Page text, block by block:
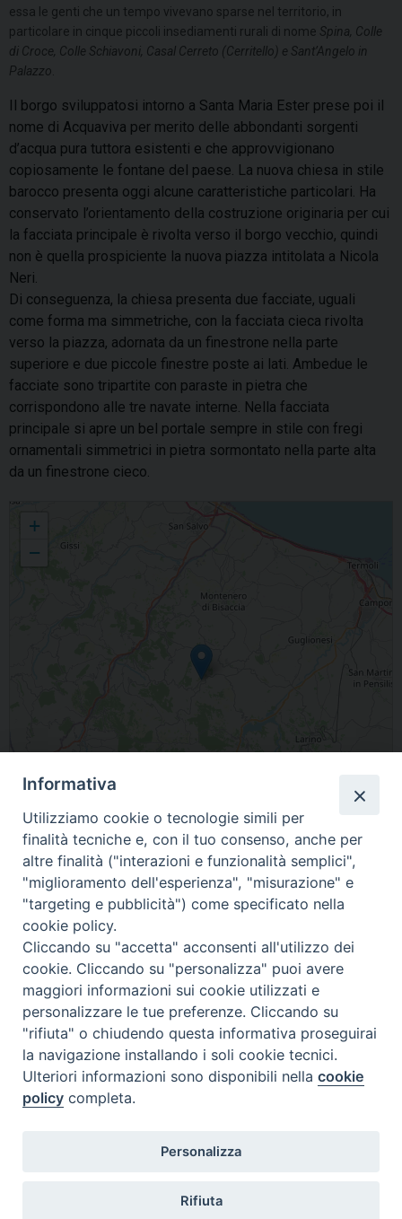
essa le genti che un tempo vivevano sparse nel territorio, in
particolare in cinque piccoli insediamenti rurali di nome Spina, Colle
di Croce, Colle Schiavoni, Casal Cerreto (Cerritello) e Sant’Angelo in
Palazzo
Il borgo sviluppatosi intorno a Santa Maria Ester prese poi il
nome di Acquaviva per merito delle abbondanti sorgenti
d’acqua pura tuttora esistenti e che approvvigionano
copiosamente le fontane del paese. La nuova chiesa in stile
barocco presenta oggi alcune caratteristiche particolari. Ha
conservato l’orientamento della costruzione originaria per cui
la facciata principale è rivolta verso il borgo vecchio, quindi
non è quella prospiciente la nuova piazza intitolata a Nicola
Neri.
Di conseguenza, la chiesa presenta due facciate, uguali
come forma ma simmetriche, con la facciata cieca rivolta
verso la piazza, adornata da un finestrone nella parte
superiore e due piccole finestre poste ai lati. Ambedue le
facciate sono tripartite con paraste in pietra che
corrispondono alle tre navate interne. Nella facciata
principale si apre un bel portale sempre in stile con fregi
ornamentali simmetrici in pietra sormontato nella parte alta
da un finestrone cieco.
+
−
| Map data © OpenStreetMap contributors
Acquaviva Collecroce Molise Italia
F
a
c
e
b
P
i
n
e
s
L
n
k
e
n
X
T
h
r
e
a
W
h
a
t
s
T
l
e
g
i
l
Piazza Sant'Antonio, 6
Curia Vescovile
Informativa
Utilizziamo cookie o tecnologie simili per
finalità tecniche e, con il tuo consenso, anche per
altre finalità ("interazioni e funzionalità semplici",
"miglioramento dell'esperienza", "misurazione" e
"targeting e pubblicità") come specificato nella
cookie policy.
Cliccando su "accetta" acconsenti all'utilizzo dei
cookie. Cliccando su "personalizza" puoi avere
maggiori informazioni sui cookie utilizzati e
personalizzare le tue preferenze. Cliccando su
"rifiuta" o chiudendo questa informativa proseguirai
la navigazione installando i soli cookie tecnici.
Ulteriori informazioni sono disponibili nellacookie
policy completa.
Personalizza
Rifiuta